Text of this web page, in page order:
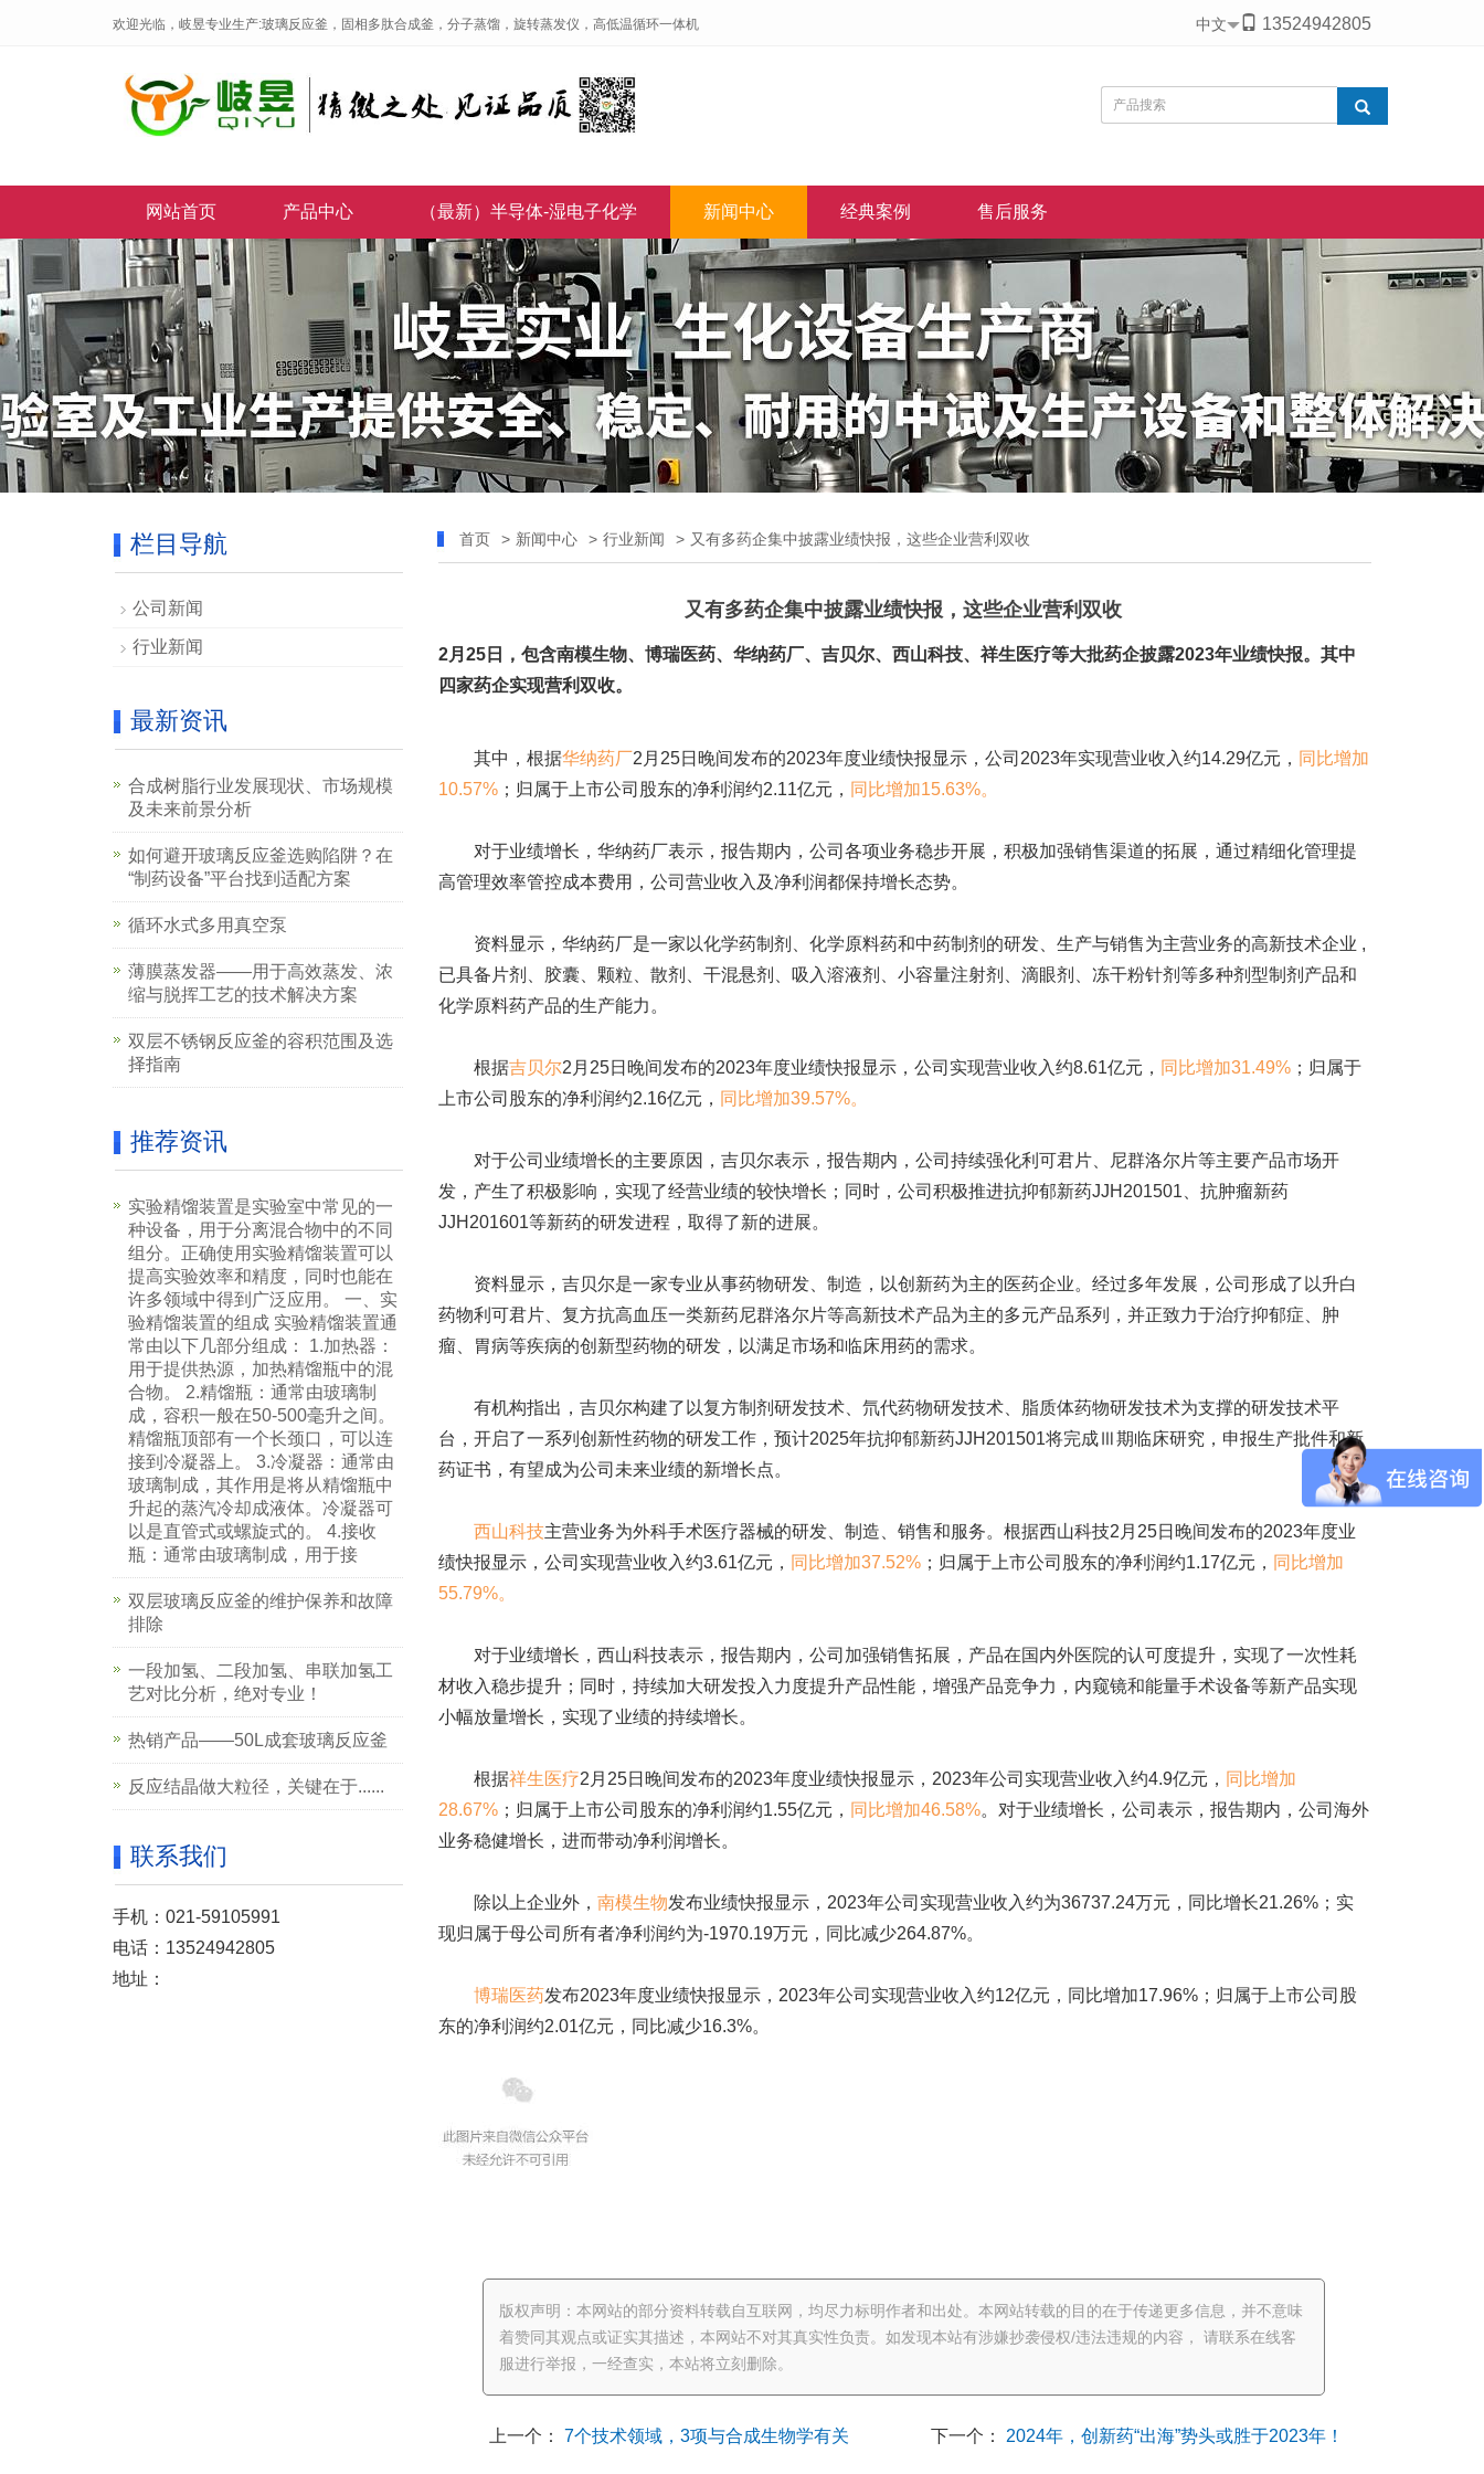
欢迎光临，岐昱专业生产:玻璃反应釜，固相多肽合成釜，分子蒸馏，旋转蒸发仪，高低温循环一体机 中文 13524942805
网站首页 产品中心 （最新）半导体-湿电子化学 新闻中心 经典案例 售后服务
首页 > 新闻中心 > 行业新闻 > 又有多药企集中披露业绩快报，这些企业营利双收
又有多药企集中披露业绩快报，这些企业营利双收
2月25日，包含南模生物、博瑞医药、华纳药厂、吉贝尔、 西山科技、祥生医疗等大批药企披露2023年业绩快报。其中
四家药企实现营利双收。
其中，根据华纳药厂2月25日晚间发布的2023年度业绩快报显示，公司2023年实现营业收入约14.29亿元， 同比增加
10.57%；归属于上市公司股东的净利润约2.11亿元， 同比增加15.63%。
对于业绩增长，华纳药厂表示，报告期内，公司各项业务稳步开展，积极加强销售渠道的拓展，通过精细化管理提
高管理效率管控成本费用，公司营业收入及净利润都保持增长态势。
资料显示，华纳药厂是一家以化学药制剂、化学原料药和中药制剂的研发、生产与销售为主营业务的高新技术企业 ,
已具备片剂、胶囊、颗粒、散剂、干混悬剂、吸入溶液剂、小容量注射剂、滴眼剂、冻干粉针剂等多种剂型制剂产品和
化学原料药产品的生产能力。
根据吉贝尔2月25日晚间发布的2023年度业绩快报显示，公司实现营业收入约8.61亿元， 同比增加31.49%；归属于
上市公司股东的净利润约2.16亿元， 同比增加39.57%。
对于公司业绩增长的主要原因， 吉贝尔表示，报告期内，公司持续强化利可君片、尼群洛尔片等主要产品市场开
发，产生了积极影响，实现了经营业绩的较快增长；同时，公司积极推进抗抑郁新药JJH201501、抗肿瘤新药
JJH201601等新药的研发进程，取得了新的进展。
资料显示，吉贝尔是一家专业从事药物研发、制造，以创新药为主的医药企业。经过多年发展，公司形成了以升白
药物利可君片、复方抗高血压一类新药尼群洛尔片等高新技术产品为主的多元产品系列，并正致力于治疗抑郁症、肿
瘤、胃病等疾病的创新型药物的研发，以满足市场和临床用药的需求。
有机构指出，吉贝尔构建了以复方制剂研发技术、氘代药物研发技术、 脂质体药物研发技术为支撑的研发技术平
台，开启了一系列创新性药物的研发工作，预计2025年抗抑郁新药JJH201501将完成Ⅲ期临床研究，申报生产批件和新
药证书，有望成为公司未来业绩的新增长点。
西山科技主营业务为外科手术医疗器械的研发、制造、销售和服务。根据西山科技2月25日晚间发布的2023年度业
绩快报显示，公司实现营业收入约3.61亿元， 同比增加37.52%；归属于上市公司股东的净利润约1.17亿元， 同比增加
55.79%。
对于业绩增长，西山科技表示，报告期内，公司加强销售拓展，产品在国内外医院的认可度提升，实现了一次性耗
材收入稳步提升；同时，持续加大研发投入力度提升产品性能，增强产品竞争力，内窥镜和能量手术设备等新产品实现
小幅放量增长，实现了业绩的持续增长。
根据祥生医疗2月25日晚间发布的2023年度业绩快报显示，2023年公司实现营业收入约4.9亿元， 同比增加
28.67%；归属于上市公司股东的净利润约1.55亿元， 同比增加46.58%。对于业绩增长，公司表示，报告期内，公司海外
业务稳健增长，进而带动净利润增长。
除以上企业外， 南模生物发布业绩快报显示，2023年公司实现营业收入约为36737.24万元，同比增长21.26%；实
现归属于母公司所有者净利润约为-1970.19万元，同比减少264.87%。
博瑞医药发布2023年度业绩快报显示，2023年公司实现营业收入约12亿元，同比增加17.96%；归属于上市公司股
东的净利润约2.01亿元，同比减少16.3%。
版权声明：本网站的部分资料转载自互联网，均尽力标明作者和出处。本网站转载的目的在于传递更多信息，并不意味
着赞同其观点或证实其描述，本网站不对其真实性负责。如发现本站有涉嫌抄袭侵权/违法违规的内容， 请联系在线客
服进行举报，一经查实，本站将立刻删除。
上一个：7个技术领域，3项与合成生物学有关 下一个： 2024年，创新药“出海”势头或胜于2023年！
栏目导航
公司新闻
行业新闻
最新资讯
合成树脂行业发展现状、市场规模
及未来前景分析
如何避开玻璃反应釜选购陷阱？在
“制药设备”平台找到适配方案
循环水式多用真空泵
薄膜蒸发器——用于高效蒸发、浓
缩与脱挥工艺的技术解决方案
双层不锈钢反应釜的容积范围及选
择指南
推荐资讯
实验精馏装置是实验室中常见的一
种设备，用于分离混合物中的不同
组分。正确使用实验精馏装置可以
提高实验效率和精度，同时也能在
许多领域中得到广泛应用。 一、实
验精馏装置的组成 实验精馏装置通
常由以下几部分组成： 1.加热器：
用于提供热源，加热精馏瓶中的混
合物。 2.精馏瓶：通常由玻璃制
成，容积一般在50-500毫升之间。
精馏瓶顶部有一个长颈口，可以连
接到冷凝器上。 3.冷凝器：通常由
玻璃制成，其作用是将从精馏瓶中
升起的蒸汽冷却成液体。冷凝器可
以是直管式或螺旋式的。 4.接收
瓶：通常由玻璃制成，用于接
双层玻璃反应釜的维护保养和故障
排除
一段加氢、二段加氢、串联加氢工
艺对比分析，绝对专业！
热销产品——50L成套玻璃反应釜
反应结晶做大粒径，关键在于......
联系我们
手机：021-59105991
电话：13524942805
地址：